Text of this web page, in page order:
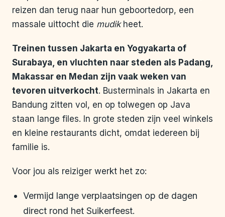
reizen dan terug naar hun geboortedorp, een
massale uittocht die mudikheet.
Treinen tussen Jakarta en Yogyakarta of
Surabaya, en vluchten naar steden als Padang,
Makassar en Medan zijn vaak weken van
tevoren uitverkocht. Busterminals in Jakarta en
Bandung zitten vol, en op tolwegen op Java
staan lange files. In grote steden zijn veel winkels
en kleine restaurants dicht, omdat iedereen bij
familie is.
Voor jou als reiziger werkt het zo:
Vermijd lange verplaatsingen op de dagen
direct rond het Suikerfeest.